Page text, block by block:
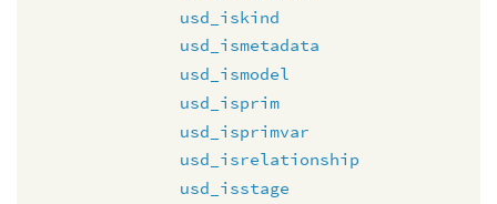
usd_iskind
usd_ismetadata
usd_ismodel
usd_isprim
usd_isprimvar
usd_isrelationship
usd_isstage